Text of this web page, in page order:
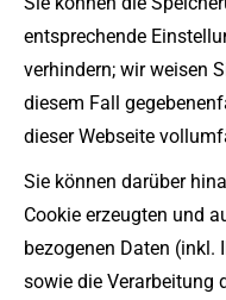
entsprechende
verhindern; wir weisen
diesem Fall
dieser Webseite
Sie können darüber
Cookie erzeugten und
bezogenen Daten (inkl.
sowie die Verarbeitung